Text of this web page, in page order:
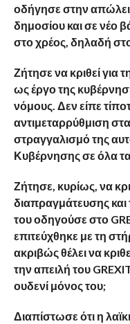
οδήγησε στην
δημοσίου και σε νέο
στο χρέος, δηλαδή
Ζήτησε να κριθεί για
ως έργο της
νόμους. Δεν είπε
αντιμεταρρύθμιση
στραγγαλισμό της
Κυβέρνησης σε όλα
Ζήτησε, κυρίως, να
διαπραγμάτευσης
του οδηγούσε στο
επιτεύχθηκε με τη
ακριβώς θέλει να
την απειλή του
ουδενί μόνος του;
Διαπίστωσε ότι η